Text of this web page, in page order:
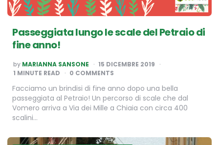
Passeggiata lungo le scale del Petraio di
fine anno!
POSTED
BY
by MARIANNA SANSONE
15 DICEMBRE 2019
1 MINUTE READ 0 COMMENTS
Facciamo un brindisi di fine anno dopo una bella
passeggiata al Petraio! Un percorso di scale che dal
Vomero arriva a Via dei Mille a Chiaia con circa 400
scalini…